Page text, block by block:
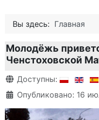
Вы здесь: Главная
Молодёжь
Ченстоховской
Информация о
Доступны:
Опубликовано: 16